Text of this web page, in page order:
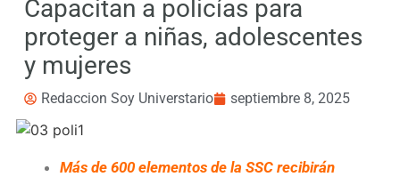
Capacitan a policías para
proteger a niñas, adolescentes
y mujeres
Redaccion Soy Universtario septiembre 8, 2025
Más de 600 elementos de la SSC recibirán